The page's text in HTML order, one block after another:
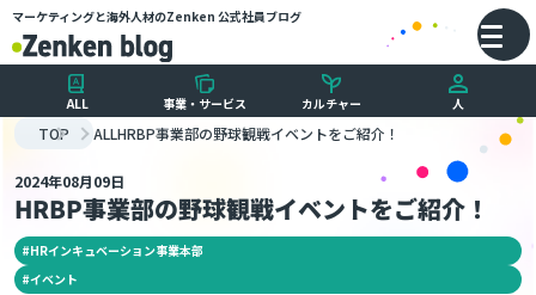
メインコンテンツにスキップ
マーケティングと海外人材のZenken 公式社員ブログ
ALL 事業・サービス カルチャー 人
TOP ALLHRBP事業部の野球観戦イベントをご紹介！
HRBP事業部の野球観戦イベントをご紹介！
2024年08月09日
#HRインキュベーション事業本部
#イベント